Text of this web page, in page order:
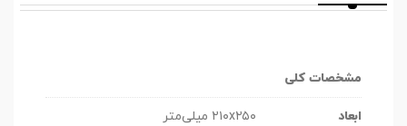
مشخصات کلی
ابعاد ۲۱۰x۲۵۰ میلی‌متر